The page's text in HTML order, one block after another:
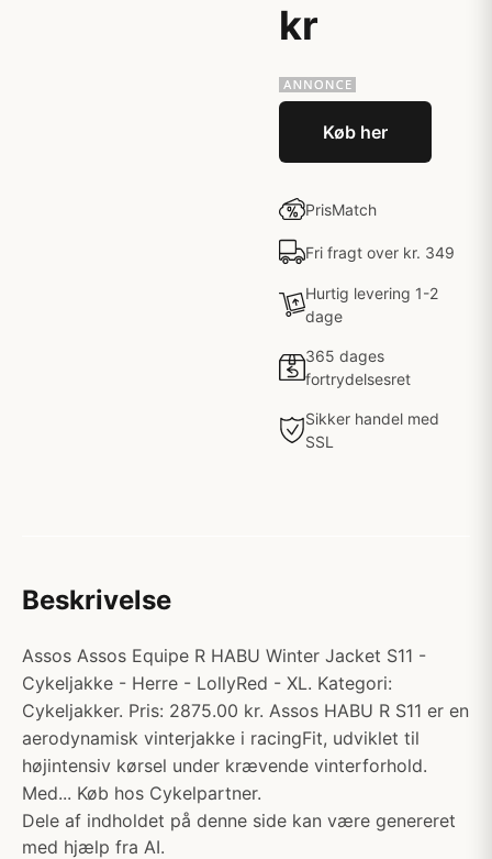
kr
Køb her
PrisMatch
Fri fragt over kr. 349
Hurtig levering 1-2
dage
365 dages
fortrydelsesret
Sikker handel med
SSL
Beskrivelse
Assos Assos Equipe R HABU Winter Jacket S11 -
Cykeljakke - Herre - LollyRed - XL. Kategori:
Cykeljakker. Pris: 2875.00 kr. Assos HABU R S11 er en
aerodynamisk vinterjakke i racingFit, udviklet til
højintensiv kørsel under krævende vinterforhold.
Med... Køb hos Cykelpartner.
Dele af indholdet på denne side kan være genereret
med hjælp fra AI.